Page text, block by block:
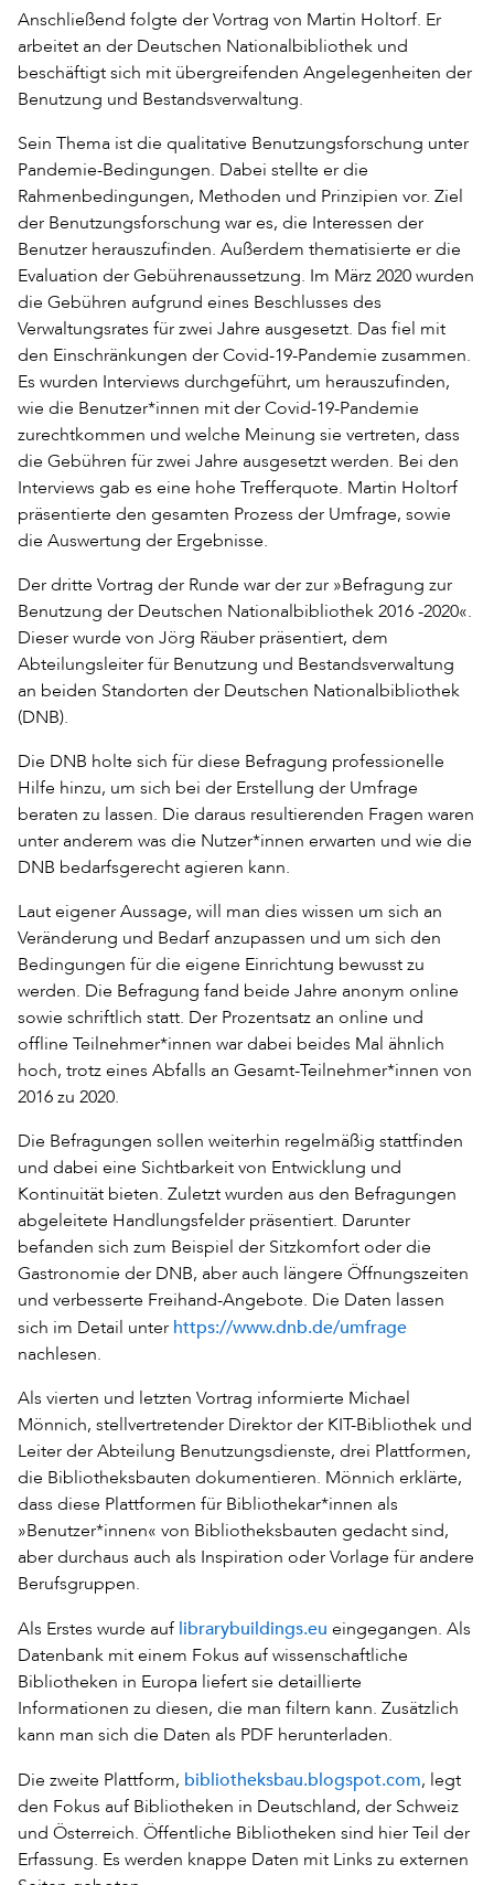
Anschließend folgte der Vortrag von Martin Holtorf. Er
arbeitet an der Deutschen Nationalbibliothek und
beschäftigt sich mit übergreifenden Angelegenheiten der
Benutzung und Bestandsverwaltung.
Sein Thema ist die qualitative Benutzungsforschung unter
Pandemie-Bedingungen. Dabei stellte er die
Rahmenbedingungen, Methoden und Prinzipien vor. Ziel
der Benutzungsforschung war es, die Interessen der
Benutzer herauszufinden. Außerdem thematisierte er die
Evaluation der Gebührenaussetzung. Im März 2020 wurden
die Gebühren aufgrund eines Beschlusses des
Verwaltungsrates für zwei Jahre ausgesetzt. Das fiel mit
den Einschränkungen der Covid-19-Pandemie zusammen.
Es wurden Interviews durchgeführt, um herauszufinden,
wie die Benutzer*innen mit der Covid-19-Pandemie
zurechtkommen und welche Meinung sie vertreten, dass
die Gebühren für zwei Jahre ausgesetzt werden. Bei den
Interviews gab es eine hohe Trefferquote. Martin Holtorf
präsentierte den gesamten Prozess der Umfrage, sowie
die Auswertung der Ergebnisse.
Der dritte Vortrag der Runde war der zur »Befragung zur
Benutzung der Deutschen Nationalbibliothek 2016 -2020«.
Dieser wurde von Jörg Räuber präsentiert, dem
Abteilungsleiter für Benutzung und Bestandsverwaltung
an beiden Standorten der Deutschen Nationalbibliothek
(DNB).
Die DNB holte sich für diese Befragung professionelle
Hilfe hinzu, um sich bei der Erstellung der Umfrage
beraten zu lassen. Die daraus resultierenden Fragen waren
unter anderem was die Nutzer*innen erwarten und wie die
DNB bedarfsgerecht agieren kann.
Laut eigener Aussage, will man dies wissen um sich an
Veränderung und Bedarf anzupassen und um sich den
Bedingungen für die eigene Einrichtung bewusst zu
werden. Die Befragung fand beide Jahre anonym online
sowie schriftlich statt. Der Prozentsatz an online und
offline Teilnehmer*innen war dabei beides Mal ähnlich
hoch, trotz eines Abfalls an Gesamt-Teilnehmer*innen von
2016 zu 2020.
Die Befragungen sollen weiterhin regelmäßig stattfinden
und dabei eine Sichtbarkeit von Entwicklung und
Kontinuität bieten. Zuletzt wurden aus den Befragungen
abgeleitete Handlungsfelder präsentiert. Darunter
befanden sich zum Beispiel der Sitzkomfort oder die
Gastronomie der DNB, aber auch längere Öffnungszeiten
und verbesserte Freihand-Angebote. Die Daten lassen
sich im Detail unter https://www.dnb.de/umfrage
nachlesen.
Als vierten und letzten Vortrag informierte Michael
Mönnich, stellvertretender Direktor der KIT-Bibliothek und
Leiter der Abteilung Benutzungsdienste, drei Plattformen,
die Bibliotheksbauten dokumentieren. Mönnich erklärte,
dass diese Plattformen für Bibliothekar*innen als
»Benutzer*innen« von Bibliotheksbauten gedacht sind,
aber durchaus auch als Inspiration oder Vorlage für andere
Berufsgruppen.
Als Erstes wurde auf librarybuildings.eu eingegangen. Als
Datenbank mit einem Fokus auf wissenschaftliche
Bibliotheken in Europa liefert sie detaillierte
Informationen zu diesen, die man filtern kann. Zusätzlich
kann man sich die Daten als PDF herunterladen.
Die zweite Plattform, bibliotheksbau.blogspot.com, legt
den Fokus auf Bibliotheken in Deutschland, der Schweiz
und Österreich. Öffentliche Bibliotheken sind hier Teil der
Erfassung. Es werden knappe Daten mit Links zu externen